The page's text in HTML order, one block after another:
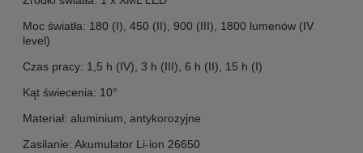
Moc światła: 180 (I), 450 (II), 900 (III), 1800 lumenów (IV
level)
Czas pracy: 1,5 h (IV), 3 h (III), 6 h (II), 15 h (I)
Kąt świecenia: 10°
Materiał: aluminium, antykorozyjne
Zasilanie: Akumulator Li-ion 26650